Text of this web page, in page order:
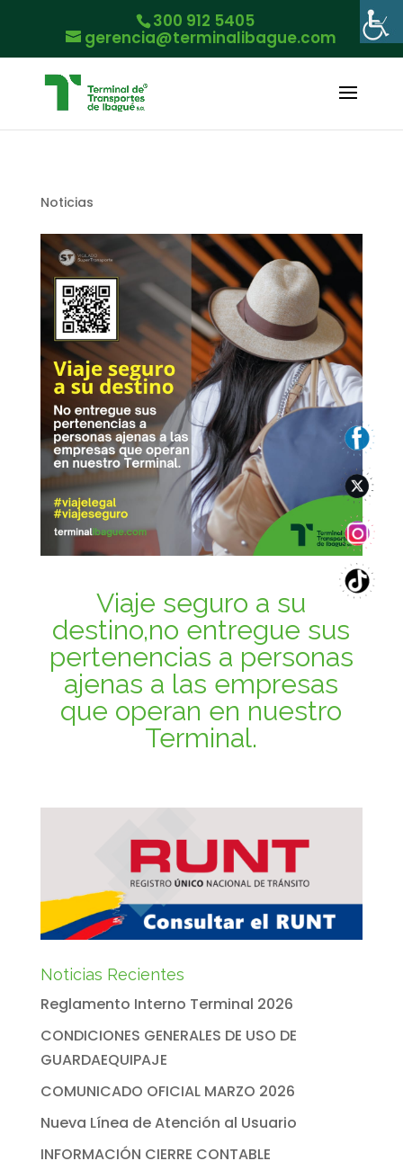
300 912 5405
gerencia@terminalibague.com
Noticias
Viaje seguro a su
destino,no entregue sus
pertenencias a personas
ajenas a las empresas
que operan en nuestro
Terminal.
Noticias Recientes
Reglamento Interno Terminal 2026
CONDICIONES GENERALES DE USO DE
GUARDAEQUIPAJE
COMUNICADO OFICIAL MARZO 2026
Nueva Línea de Atención al Usuario
INFORMACIÓN CIERRE CONTABLE